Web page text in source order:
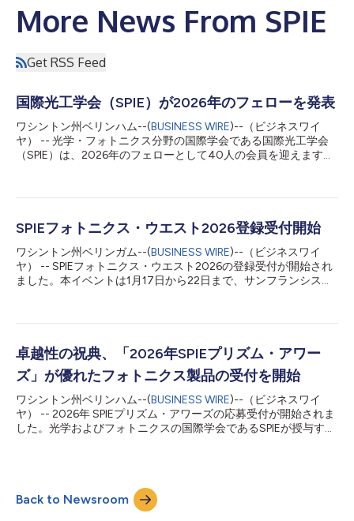
More News From SPIE
Get RSS Feed
国際光工学会（SPIE）が2026年のフェローを発表
ワシントン州ベリンハム--(BUSINESS WIRE)--（ビジネスワイ
ヤ） -- 光学・フォトニクス分野の国際学会である国際光工学会
（SPIE）は、2026年のフェローとして40人の会員を迎えます。
一員となります。フェローは、光学、フォトニクス、イメージン
です。1955年の当学会創設以来、SPIE会員1800人以上がフェロ
における著名なリーダーであり、その多くは光学・フォトニクス
分野のコミュニティー支援や、他者への指導において特に高い存
在感を示しています。 「同僚の技術的功績に加えて、SPIEおよび
でありデンマーク工科大学のピーター・E・アンダーセン博士は
に、新たなフェ...
SPIEフォトニクス・ウエスト2026登録受付開始
ワシントン州ベリンガム--(BUSINESS WIRE)--（ビジネスワイ
ヤ） -- SPIEフォトニクス・ウエスト2026の登録受付が開始され
ました。本イベントは1月17日から22日まで、サンフランシスコ
エストは、世界各国から研究者、イノベーター、エンジニア、ビ
シップの発揮、イノベーションを促す交流が繰り広げられ、刺激
的な1週間となります。100を超える技術会議と150の特別イベン
トが1,200社以上の出展企業と並行して開催され、今年もフォト
ニクスの最先端を紹介する躍動的な1週間が、すべての参加者に
魅力あふれる体験を提供します。 SPIEフォトニクス・ウエストで
は、光学とフォトニクスを活用した最新技術や発見を紹介する6
つの主要応用分野が設けられます。BiOSでは、生体フォトニク
卓越性の祝典、「2026年SPIEプリズム・アワー
ズ」が優れたフォトニクス製品の受付を開始
ワシントン州ベリンハム--(BUSINESS WIRE)--（ビジネスワイ
ヤ） -- 2026年 SPIEプリズム・アワーズの応募受付が開始されま
した。光学およびフォトニクスの国際学会であるSPIEが授与する
ブニング中、1月21日に18回目を記念して祝典を行います。 2026
年のアワード部門領域にはバイオフォトニクス器具、カメラおよ
び画像処理システム、レーザー、光学素材および部品、量子技
Back to Newsroom